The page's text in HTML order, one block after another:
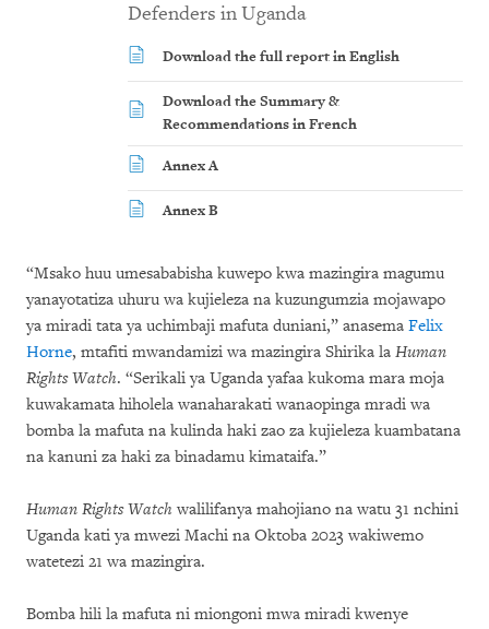
Defenders in Uganda
Download the full report in English
Download the Summary &
Recommendations in French
Annex A
Annex B
“Msako huu umesababisha kuwepo kwa mazingira magumu
yanayotatiza uhuru wa kujieleza na kuzungumzia mojawapo
ya miradi tata ya uchimbaji mafuta duniani,” anasema Felix
Horne, mtafiti mwandamizi wa mazingira Shirika la Human
Rights Watch. “Serikali ya Uganda yafaa kukoma mara moja
kuwakamata hiholela wanaharakati wanaopinga mradi wa
bomba la mafuta na kulinda haki zao za kujieleza kuambatana
na kanuni za haki za binadamu kimataifa.”
Human Rights Watch walilifanya mahojiano na watu 31 nchini
Uganda kati ya mwezi Machi na Oktoba 2023 wakiwemo
watetezi 21 wa mazingira.
Bomba hili la mafuta ni miongoni mwa miradi kwenye